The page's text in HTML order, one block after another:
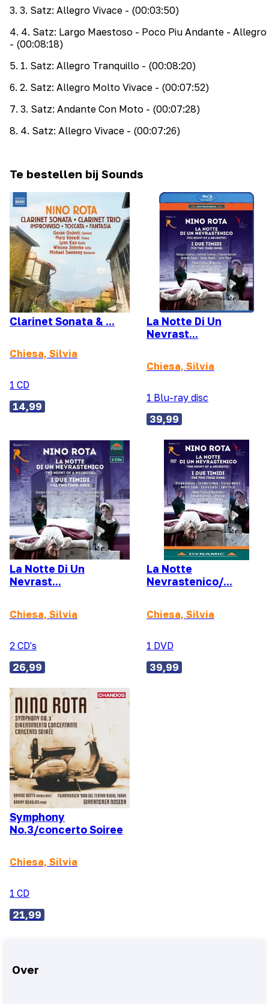
3. 3. Satz: Allegro Vivace - (00:03:50)
4. 4. Satz: Largo Maestoso - Poco Piu Andante - Allegro
- (00:08:18)
5. 1. Satz: Allegro Tranquillo - (00:08:20)
6. 2. Satz: Allegro Molto Vivace - (00:07:52)
7. 3. Satz: Andante Con Moto - (00:07:28)
8. 4. Satz: Allegro Vivace - (00:07:26)
Te bestellen bij Sounds
Clarinet Sonata & ...
Chiesa, Silvia
1 CD
14,99
La Notte Di Un
Nevrast...
Chiesa, Silvia
1 Blu-ray disc
39,99
La Notte Di Un
Nevrast...
Chiesa, Silvia
2 CD's
26,99
La Notte
Nevrastenico/...
Chiesa, Silvia
1 DVD
39,99
Symphony
No.3/concerto Soiree
Chiesa, Silvia
1 CD
21,99
Over